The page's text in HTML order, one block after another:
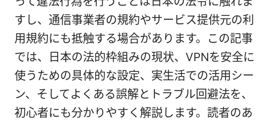
すし、通信事業者の規約やサービス提供元の利
用規約にも抵触する場合があります。この記事
では、日本の法的枠組みの現状、VPNを安全に
使うための具体的な設定、実生活での活用シー
ン、そしてよくある誤解とトラブル回避法を、
初心者にも分かりやすく解説します。読者のあ